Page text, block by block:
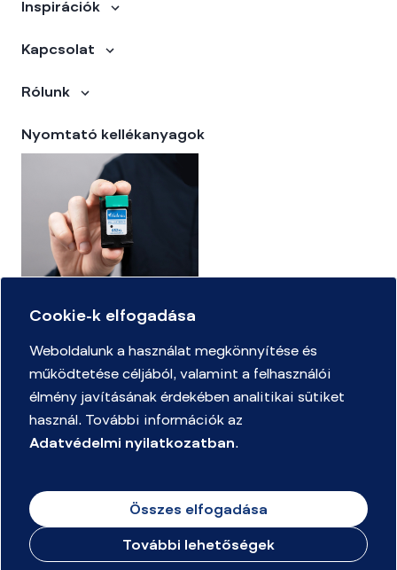
Inspirációk
Kapcsolat
Rólunk
Nyomtató kellékanyagok
Kellékanyag kereső
© Minden jog fenntartva.
Adatvédelmi Nyilatkozat
Mennyire ismeri az irodaszerek világát játékszabályzat
Merülj el a csodák világában rajpályázat Játékszabályzat és
Keressük az ország legmenőbb beszerzőit 2026 tavasz -
játékszabályzat
Cookie-k elfogadása
Weboldalunk a használat megkönnyítése és
működtetése céljából, valamint a felhasználói
élmény javításának érdekében analitikai sütiket
használ. További információk az
Adatvédelmi nyilatkozatban.
Összes elfogadása
További lehetőségek